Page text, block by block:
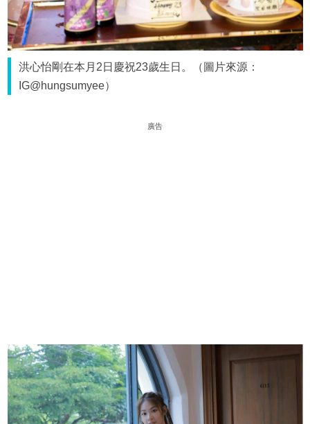
洪心怡剛在本月2日慶祝23歲生日。（圖片來源：
IG@hungsumyee）
廣告